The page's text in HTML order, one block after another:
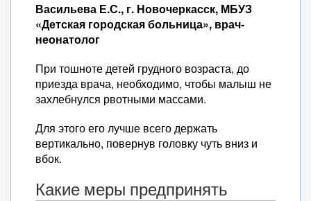
Васильева Е.С., г. Новочеркасск, МБУЗ
«Детская городская больница», врач-
неонатолог
При тошноте детей грудного возраста, до
приезда врача, необходимо, чтобы малыш не
захлебнулся рвотными массами.
Для этого его лучше всего держать
вертикально, повернув головку чуть вниз и
вбок.
Какие меры предпринять